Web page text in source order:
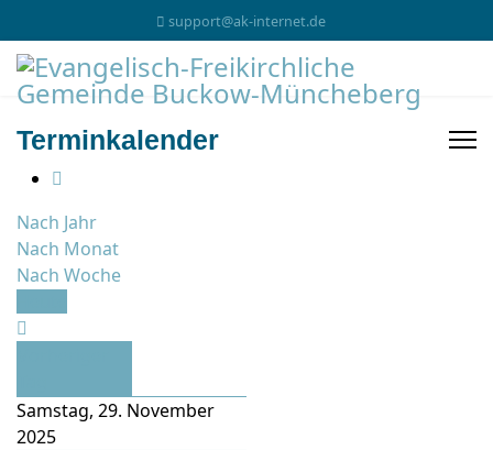
support@ak-internet.de
Terminkalender
Nach Jahr
Nach Monat
Nach Woche
Samstag, 29. November
2025